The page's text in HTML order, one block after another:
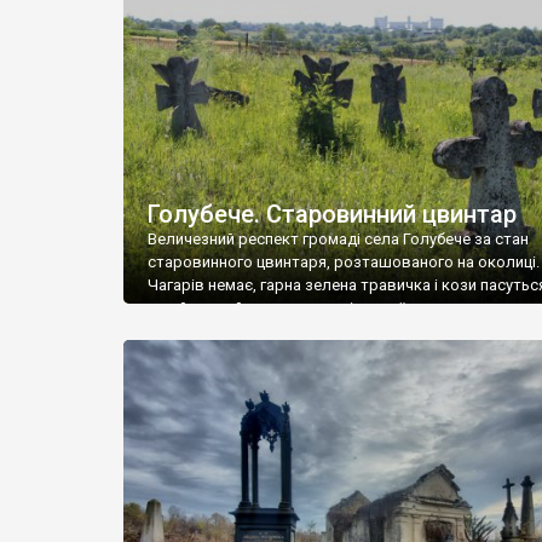
Голубече. Старовинний цвинтар
Величезний респект громаді села Голубече за стан
старовинного цвинтаря, розташованого на околиці.
Чагарів немає, гарна зелена травичка і кози
– найкращий регулятор шкідливої, для старих
бруньками, кози ті бруньки обгризають, бо то
делікатес. На цвинтарі у Голубечому ціла колекція
різноманітних форм хрестів. Село відносно